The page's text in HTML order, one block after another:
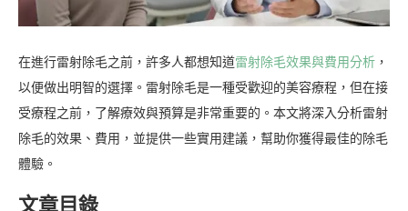
在進行雷射除毛之前，許多人都想知道雷射除毛效果與費用分析 ，
以便做出明智的選擇。雷射除毛是一種受歡迎的美容療程，但在接
受療程之前，了解療效與預算是非常重要的。本文將深入分析雷射
除毛的效果、費用，並提供一些實用建議，幫助你獲得最佳的除毛
體驗。
文章目錄